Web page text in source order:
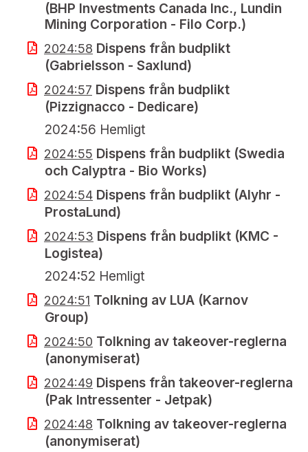
(BHP Investments Canada Inc., Lundin
Mining Corporation - Filo Corp.)
2024:58 Dispens från budplikt
(Gabrielsson - Saxlund)
2024:57 Dispens från budplikt
(Pizzignacco - Dedicare)
2024:56 Hemligt
2024:55 Dispens från budplikt (Swedia
och Calyptra - Bio Works)
2024:54 Dispens från budplikt (Alyhr -
ProstaLund)
2024:53 Dispens från budplikt (KMC -
Logistea)
2024:52 Hemligt
2024:51 Tolkning av LUA (Karnov
Group)
2024:50 Tolkning av takeover-reglerna
(anonymiserat)
2024:49 Dispens från takeover-reglerna
(Pak Intressenter - Jetpak)
2024:48 Tolkning av takeover-reglerna
(anonymiserat)